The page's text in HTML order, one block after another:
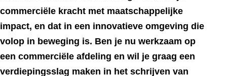
commerciële kracht met maatschappelijke
impact, en dat in een innovatieve omgeving die
volop in beweging is. Ben je nu werkzaam op
een commerciële afdeling en wil je graag een
verdiepingsslag maken in het schrijven van